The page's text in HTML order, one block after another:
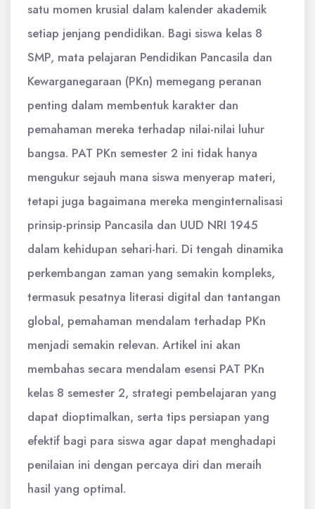
satu momen krusial dalam kalender akademik
setiap jenjang pendidikan. Bagi siswa kelas 8
SMP, mata pelajaran Pendidikan Pancasila dan
Kewarganegaraan (PKn) memegang peranan
penting dalam membentuk karakter dan
pemahaman mereka terhadap nilai-nilai luhur
bangsa. PAT PKn semester 2 ini tidak hanya
mengukur sejauh mana siswa menyerap materi,
tetapi juga bagaimana mereka menginternalisasi
prinsip-prinsip Pancasila dan UUD NRI 1945
dalam kehidupan sehari-hari. Di tengah dinamika
perkembangan zaman yang semakin kompleks,
termasuk pesatnya literasi digital dan tantangan
global, pemahaman mendalam terhadap PKn
menjadi semakin relevan. Artikel ini akan
membahas secara mendalam esensi PAT PKn
kelas 8 semester 2, strategi pembelajaran yang
dapat dioptimalkan, serta tips persiapan yang
efektif bagi para siswa agar dapat menghadapi
penilaian ini dengan percaya diri dan meraih
hasil yang optimal.